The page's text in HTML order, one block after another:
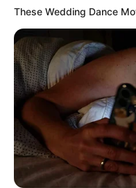
These Wedding Dance